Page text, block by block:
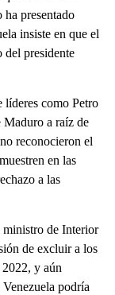
ha presentado
insiste en que el
del presidente
líderes como Petro
Maduro a raíz de
reconocieron el
en las
a las
ministro de Interior
de excluir a los
y aún
podría